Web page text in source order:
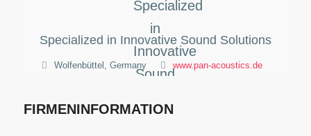
Specialized in Innovative Sound Solutions
Wolfenbüttel, Germany www.pan-acoustics.de
FIRMENINFORMATION